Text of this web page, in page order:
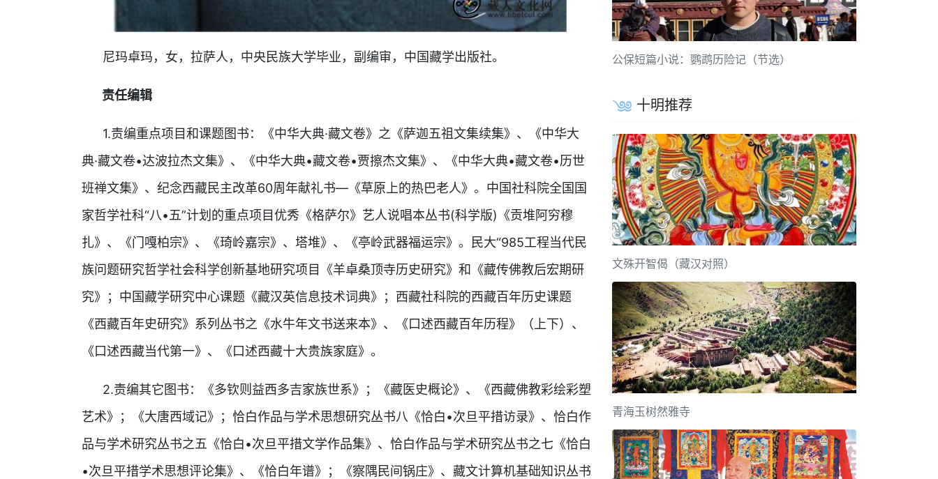
尼玛卓玛，女，拉萨人，中央民族大学毕业，副编审，中国藏学出版社。
责任编辑
1.责编重点项目和课题图书：《中华大典·藏文卷》之《萨迦五祖文集续集》、《中华大
典·藏文卷•达波拉杰文集》、《中华大典•藏文卷•贾擦杰文集》、《中华大典•藏文卷•历世
班禅文集》、纪念西藏民主改革60周年献礼书—《草原上的热巴老人》。中国社科院全国国
家哲学社科“八•五”计划的重点项目优秀《格萨尔》艺人说唱本丛书(科学版)《贡堆阿穷穆
扎》、《门嘎柏宗》、《琦岭嘉宗》、塔堆》、《亭岭武器福运宗》。民大“985工程当代民
族问题研究哲学社会科学创新基地研究项目《羊卓桑顶寺历史研究》和《藏传佛教后宏期研
究》；中国藏学研究中心课题《藏汉英信息技术词典》；西藏社科院的西藏百年历史课题
《西藏百年史研究》系列丛书之《水牛年文书送来本》、《口述西藏百年历程》（上下）、
《口述西藏当代第一》、《口述西藏十大贵族家庭》。
2.责编其它图书：《多钦则益西多吉家族世系》；《藏医史概论》、《西藏佛教彩绘彩塑
艺术》；《大唐西域记》；恰白作品与学术思想研究丛书八《恰白•次旦平措访录》、恰白作
品与学术研究丛书之五《恰白•次旦平措文学作品集》、恰白作品与学术研究丛书之七《恰白
•次旦平措学术思想评论集》、《恰白年谱》；《察隅民间锅庄》、藏文计算机基础知识丛书
公保短篇小说：鹦鹉历险记（节选）
十明推荐
文殊开智偈（藏汉对照）
青海玉树然雅寺